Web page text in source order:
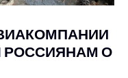
РОССИЯНАМ О